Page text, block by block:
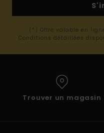
(*) Offre valable en
Conditions détaillées
Trouver un magasin